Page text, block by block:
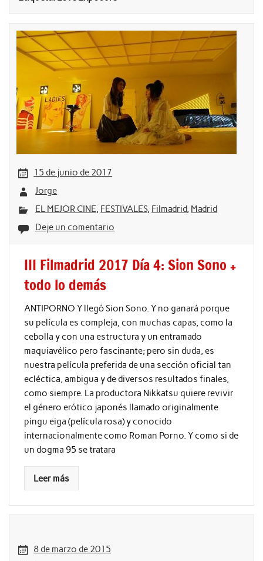
15 de junio de 2017
Jorge
EL MEJOR CINE, FESTIVALES, Filmadrid, Madrid
Deje un comentario
III Filmadrid 2017 Día 4: Sion Sono +
todo lo demás
ANTIPORNO Y llegó Sion Sono. Y no ganará porque
su película es compleja, con muchas capas, como la
cebolla y con una estructura y un entramado
maquiavélico pero fascinante; pero sin duda, es
nuestra película preferida de una sección oficial tan
ecléctica, ambigua y de diversos resultados finales,
como siempre. La productora Nikkatsu quiere revivir
el género erótico japonés llamado originalmente
pingu eiga (película rosa) y conocido
internacionalmente como Roman Porno. Y como si de
un dogma 95 se tratara
Leer más
8 de marzo de 2015